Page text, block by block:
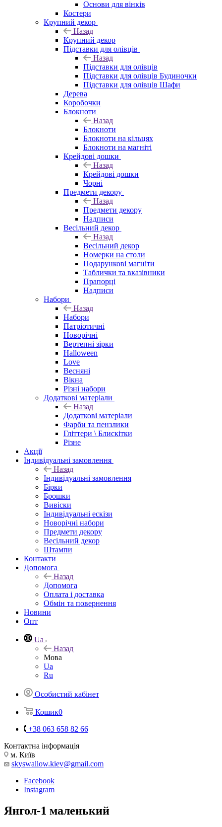
Основи для вінків
Костери
Крупний декор
Назад
Крупний декор
Підставки для олівців
Назад
Підставки для олівців
Підставки для олівців Будиночки
Підставки для олівців Шафи
Дерева
Коробочки
Блокноти
Назад
Блокноти
Блокноти на кільцях
Блокноти на магніті
Крейдові дошки
Назад
Крейдові дошки
Чорні
Предмети декору
Назад
Предмети декору
Надписи
Весільний декор
Назад
Весільний декор
Номерки на столи
Подарункові магніти
Таблички та вказівники
Прапорці
Надписи
Набори
Назад
Набори
Патріотичні
Новорічні
Вертепні зірки
Halloween
Love
Весняні
Вікна
Різні набори
Додаткові матеріали
Назад
Додаткові матеріали
Фарби та пензлики
Гліттери \ Блискітки
Різне
Акції
Індивідуальні замовлення
Назад
Індивідуальні замовлення
Бірки
Брошки
Вивіски
Індивідуальні ескізи
Новорічні набори
Предмети декору
Весільний декор
Штампи
Контакти
Допомога
Назад
Допомога
Оплата і доставка
Обмін та повернення
Новини
Опт
Ua
Назад
Мова
Ua
Ru
Особистий кабінет
Кошик0
+38 063 658 82 66
Контактна інформація
м. Київ
skyswallow.kiev@gmail.com
Facebook
Instagram
Янгол-1 маленький